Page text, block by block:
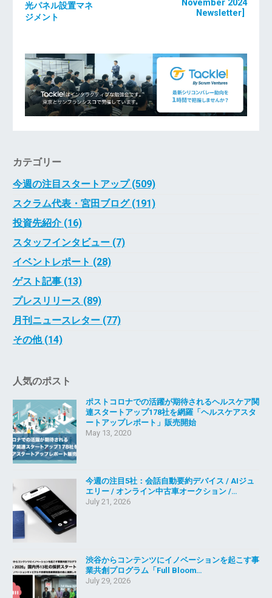
光パネル設置マネ
ジメント
November 2024
Newsletter]
カテゴリー
今週の注目スタートアップ (509)
スクラム代表・宮田ブログ (191)
投資先紹介 (16)
スタッフインタビュー (7)
イベントレポート (28)
ゲスト記事 (13)
プレスリリース (89)
月刊ニュースレター (77)
その他 (14)
人気のポスト
ポストコロナでの活躍が期待されるヘルスケア関
連スタートアップ178社を網羅「ヘルスケアスタ
ートアップレポート」販売開始
May 13, 2020
今週の注目5社：会話自動要約デバイス / AIジュ
エリー / オンライン中古車オークション /…
July 21, 2026
渋谷からコンテンツにイノベーションを起こす事
業共創プログラム「Full Bloom…
July 29, 2026